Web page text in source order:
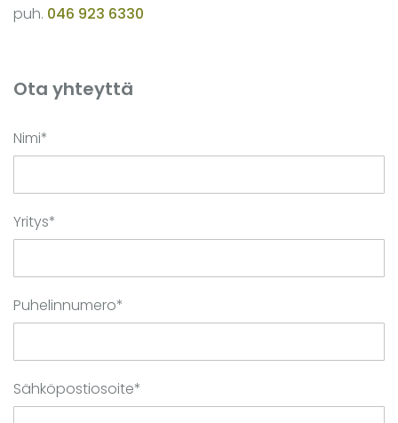
puh. 046 923 6330
Ota yhteyttä
Nimi*
Yritys*
Puhelinnumero*
Sähköpostiosoite*